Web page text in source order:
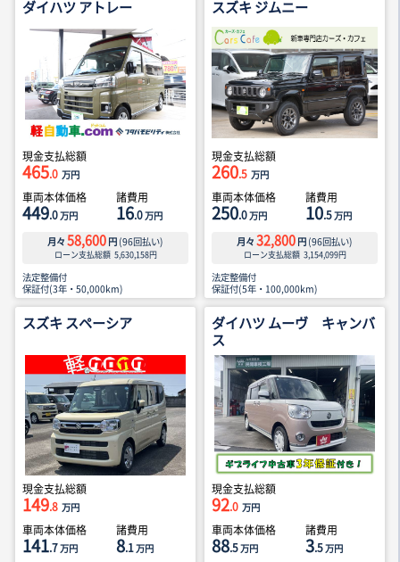
ダイハツ アトレー
現金支払総額
465.0 万円
車両本体価格
449.0万円
諸費用
16.0万円
月々 58,600 円 (96回払い)
ローン支払総額 5,630,158円
法定整備付
保証付(3年・50,000km)
スズキ ジムニー
現金支払総額
260.5 万円
車両本体価格
250.0万円
諸費用
10.5万円
月々 32,800 円 (96回払い)
ローン支払総額 3,154,099円
法定整備付
保証付(5年・100,000km)
スズキ スペーシア
現金支払総額
149.8 万円
車両本体価格
141.7万円
諸費用
8.1万円
ダイハツ ムーヴ キャンバ
ス
現金支払総額
92.0 万円
車両本体価格
88.5万円
諸費用
3.5万円